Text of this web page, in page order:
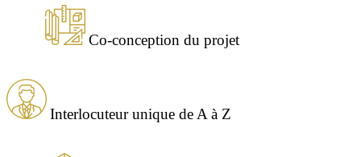
Co-conception du projet
Interlocuteur unique de A à Z